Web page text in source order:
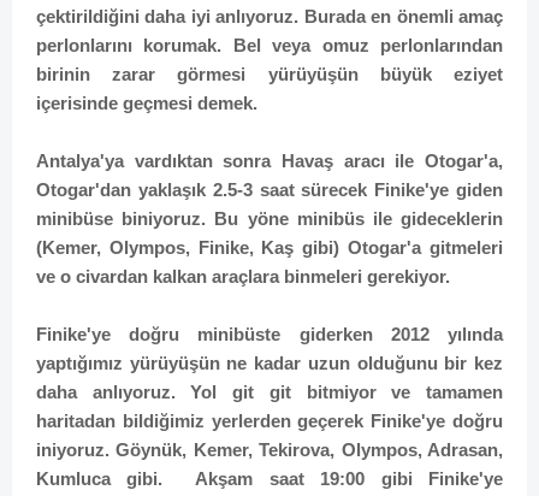
çektirildiğini daha iyi anlıyoruz. Burada en önemli amaç
perlonlarını korumak. Bel veya omuz perlonlarından
birinin zarar görmesi yürüyüşün büyük eziyet
içerisinde geçmesi demek.
Antalya'ya vardıktan sonra Havaş aracı ile Otogar'a,
Otogar'dan yaklaşık 2.5-3 saat sürecek Finike'ye giden
minibüse biniyoruz. Bu yöne minibüs ile gideceklerin
(Kemer, Olympos, Finike, Kaş gibi) Otogar'a gitmeleri
ve o civardan kalkan araçlara binmeleri gerekiyor.
Finike'ye doğru minibüste giderken 2012 yılında
yaptığımız yürüyüşün ne kadar uzun olduğunu bir kez
daha anlıyoruz. Yol git git bitmiyor ve tamamen
haritadan bildiğimiz yerlerden geçerek Finike'ye doğru
iniyoruz. Göynük, Kemer, Tekirova, Olympos, Adrasan,
Kumluca gibi. Akşam saat 19:00 gibi Finike'ye